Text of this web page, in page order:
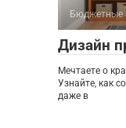
Бюджетные
Дизайн
Мечтаете о
Узнайте, как
даже в